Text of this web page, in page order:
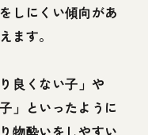
しにくい傾向があ
ます。
良くない子」や
」といったように